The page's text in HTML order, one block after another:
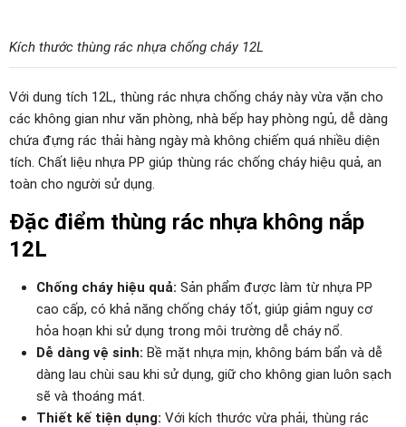
Kích thước thùng rác nhựa chống cháy 12L
Với dung tích 12L, thùng rác nhựa chống cháy này vừa vặn cho
các không gian như văn phòng, nhà bếp hay phòng ngủ, dễ dàng
chứa đựng rác thải hàng ngày mà không chiếm quá nhiều diện
tích. Chất liệu nhựa PP giúp thùng rác chống cháy hiệu quả, an
toàn cho người sử dụng.
Đặc điểm thùng rác nhựa không nắp
12L
Chống cháy hiệu quả: Sản phẩm được làm từ nhựa PP
cao cấp, có khả năng chống cháy tốt, giúp giảm nguy cơ
hỏa hoạn khi sử dụng trong môi trường dễ cháy nổ.
Dễ dàng vệ sinh: Bề mặt nhựa mịn, không bám bẩn và dễ
dàng lau chùi sau khi sử dụng, giữ cho không gian luôn sạch
sẽ và thoáng mát.
Thiết kế tiện dụng: Với kích thước vừa phải, thùng rác